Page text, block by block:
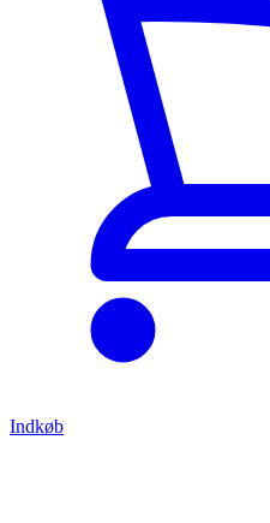
Indkøb